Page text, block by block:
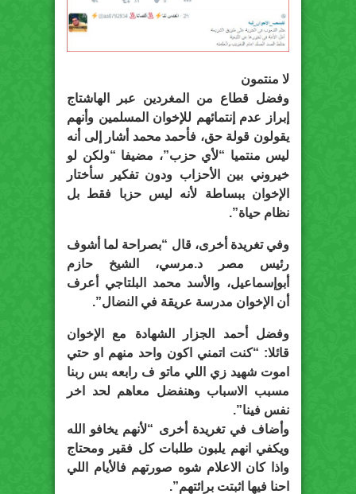
لا منتمون
وفضل قطاع من المغردين عبر الهاشتاج
إبراز عدم إنتمائهم للإخوان المسلمين وأنهم
يقولون قولة حق، فأحمد محمد أشار إلى أنه
ليس منتميا “لأي حزب”، مضيفا “ولكن لو
خيروني بين الأحزاب ودون تفكير سأختار
الإخوان ببساطة لأنه ليس حزبا فقط بل
نظام حياة”.
وفي تغريدة أخرى، قال “بصراحة لما أشوف
رئيس مصر د.مرسي، الشيخ حازم
أبوإسماعيل، والأسد محمد البلتاجي أعرف
أن الإخوان مدرسة عريقة في النضال”.
وفضل أحمد الجزار الشهادة مع الإخوان
قائلا: “كنت اتمني اكون واحد منهم او حتي
اموت شهيد زي اللي ماتو ف رابعه بس ربنا
مسبب الاسباب وهنفضل معاهم لحد اخر
نفس فينا”.
وأضاف في تغريدة أخرى “لأنهم يخافو الله
ويكفي انهم يلبون طلبات كل فقير ومحتاج
واذا كان الاعلام شوه صورتهم فالأيام اللي
احنا فيها اثبتت برائتهم”.